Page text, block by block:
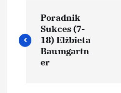
Poradnik
Sukces (7-
18) Elżbieta
Baumgartn
er